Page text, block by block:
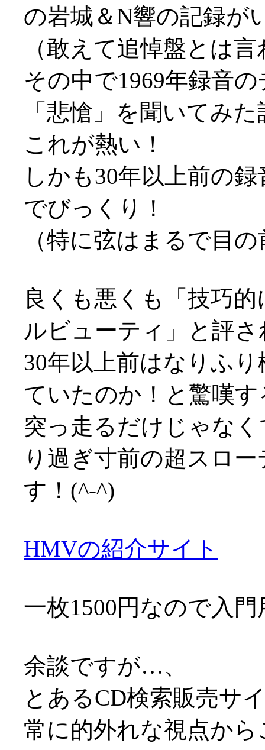
の岩城＆N響の記録が
（敢えて追悼盤とは
その中で1969年録音
「悲愴」を聞いてみ
これが熱い！
しかも30年以上前の
でびっくり！
（特に弦はまるで目
良くも悪くも「技巧
ルビューティ」と評
30年以上前はなりふ
ていたのか！と驚嘆
突っ走るだけじゃな
り過ぎ寸前の超スロ
す！(^-^)
HMVの紹介サイト
一枚1500円なので入
余談ですが…、
とあるCD検索販売サ
常に的外れな視点か